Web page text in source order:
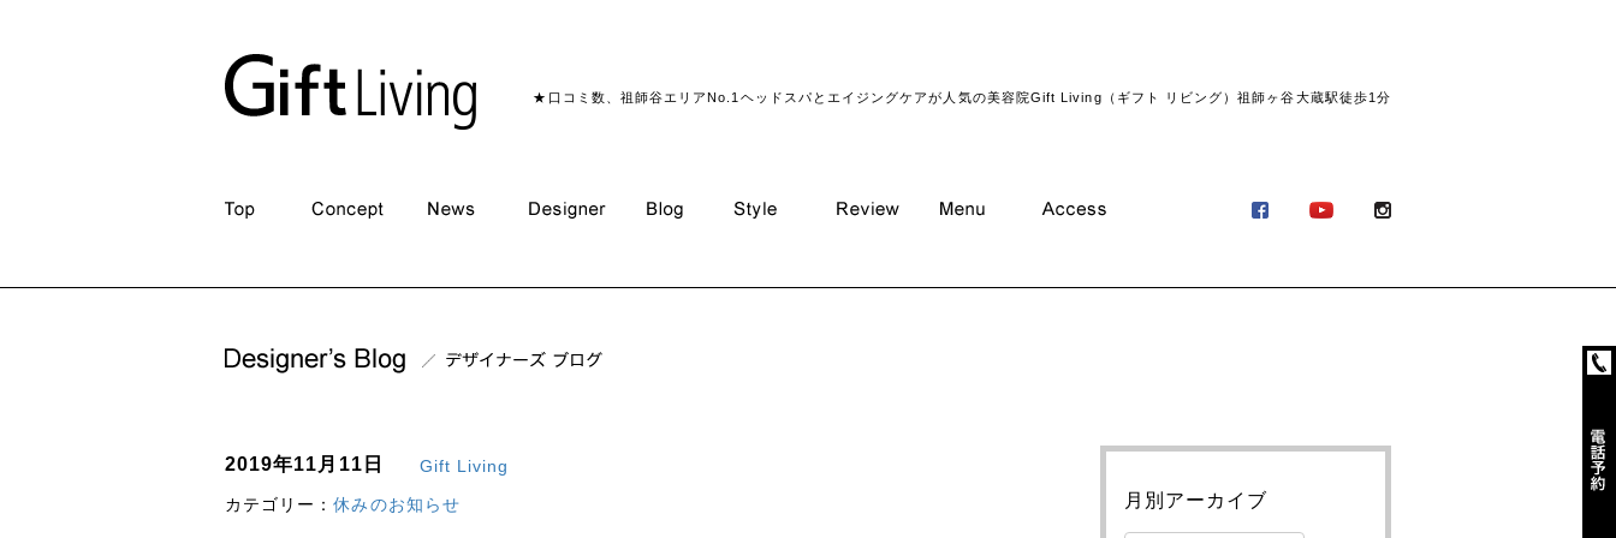
★口コミ数、祖師谷エリアNo.1ヘッドスパとエイジングケアが人気の美容院Gift Living（ギフト リビング）祖師ヶ谷大蔵駅徒歩1分
2019年11月11日
Gift Living
カテゴリー：休みのお知らせ 月別アーカイブ